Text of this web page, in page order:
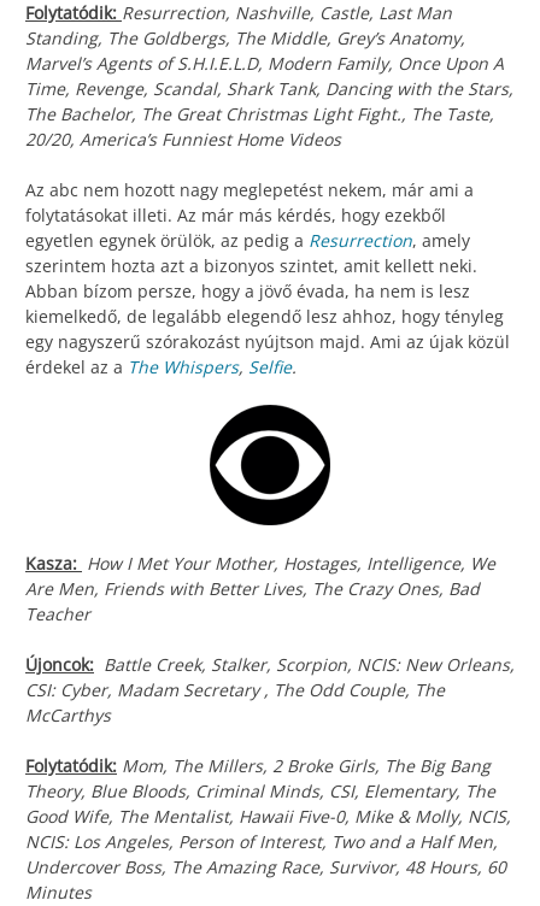
Folytatódik: Resurrection, Nashville, Castle, Last Man
Standing, The Goldbergs, The Middle, Grey’s Anatomy,
Marvel’s Agents of S.H.I.E.L.D, Modern Family, Once Upon A
Time, Revenge, Scandal, Shark Tank, Dancing with the Stars,
The Bachelor, The Great Christmas Light Fight., The Taste,
20/20, America’s Funniest Home Videos
Az abc nem hozott nagy meglepetést nekem, már ami a
folytatásokat illeti. Az már más kérdés, hogy ezekből
egyetlen egynek örülök, az pedig a Resurrection, amely
szerintem hozta azt a bizonyos szintet, amit kellett neki.
Abban bízom persze, hogy a jövő évada, ha nem is lesz
kiemelkedő, de legalább elegendő lesz ahhoz, hogy tényleg
egy nagyszerű szórakozást nyújtson majd. Ami az újak közül
érdekel az a The Whispers, Selfie.
Kasza: How I Met Your Mother, Hostages, Intelligence, We
Are Men, Friends with Better Lives, The Crazy Ones, Bad
Teacher
Újoncok: Battle Creek, Stalker, Scorpion, NCIS: New Orleans,
CSI: Cyber, Madam Secretary , The Odd Couple, The
McCarthys
Folytatódik: Mom, The Millers, 2 Broke Girls, The Big Bang
Theory, Blue Bloods, Criminal Minds, CSI, Elementary, The
Good Wife, The Mentalist, Hawaii Five-0, Mike & Molly, NCIS,
NCIS: Los Angeles, Person of Interest, Two and a Half Men,
Undercover Boss, The Amazing Race, Survivor, 48 Hours, 60
Minutes